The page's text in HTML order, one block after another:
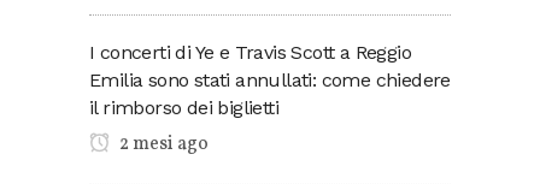
I concerti di Ye e Travis Scott a Reggio
Emilia sono stati annullati: come chiedere
il rimborso dei biglietti
2 mesi ago